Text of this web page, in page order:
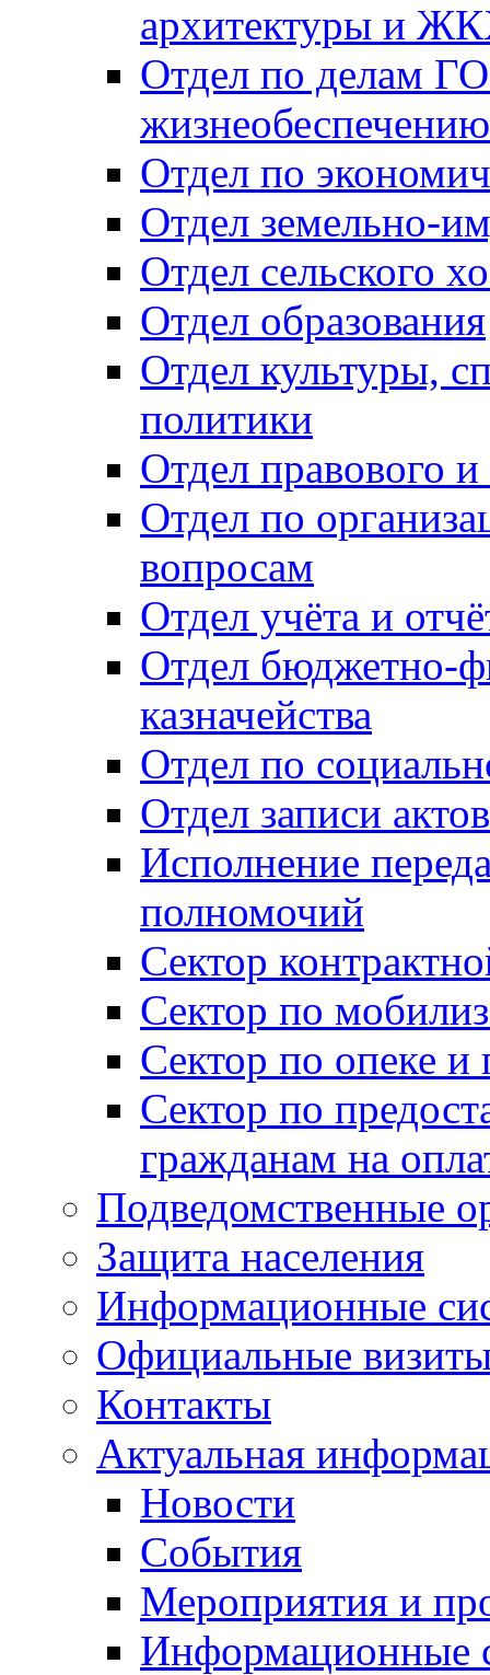
архитектуры и
Отдел по делам
Отдел по
Отдел земельно-
Отдел сельского
Отдел образования
Отдел культуры,
политики
Отдел правового
Отдел по
вопросам
Отдел учёта и
Отдел бюджетно-
казначейства
Отдел по
Отдел записи
Исполнение
полномочий
Сектор
Сектор по
Сектор по опеке и
Сектор по
гражданам на
Подведомственные
Защита населения
Информационные
Официальные
Контакты
Актуальная
Новости
События
Мероприятия и
Информационные